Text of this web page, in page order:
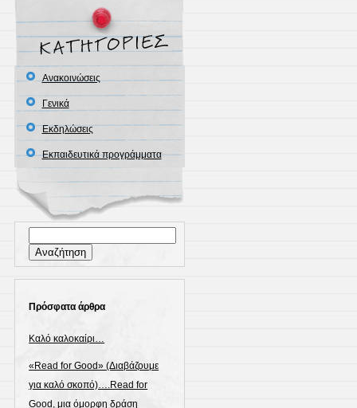
Ανακοινώσεις
Γενικά
Εκδηλώσεις
Εκπαιδευτικά προγράμματα
για:
Πρόσφατα άρθρα
Καλό καλοκαίρι…
«Read for Good» (Διαβάζουμε
για καλό σκοπό)….Read for
Good, μια όμορφη δράση